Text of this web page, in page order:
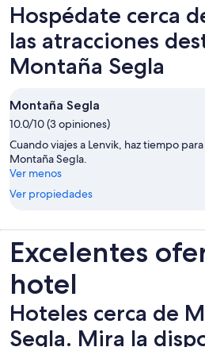
Hospédate cerca
las atracciones
Montaña Segla
Montaña Segla
10.0/10 (3 opiniones)
Cuando viajes a Lenvik, haz tiempo
Montaña Segla.
Ver menos
Ver propiedades
Excelentes
hotel
Hoteles cerca de
Segla. Mira la